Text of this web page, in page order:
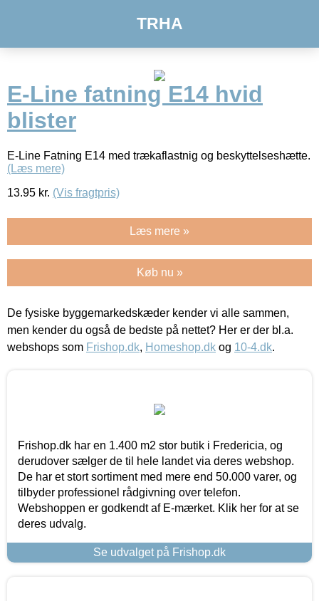
TRHA
E-Line fatning E14 hvid
blister
E-Line Fatning E14 med trækaflastnig og beskyttelseshætte.
(Læs mere)
13.95 kr. (Vis fragtpris)
Læs mere »
Køb nu »
De fysiske byggemarkedskæder kender vi alle sammen,
men kender du også de bedste på nettet? Her er der bl.a.
webshops som Frishop.dk, Homeshop.dk og 10-4.dk.
Frishop.dk har en 1.400 m2 stor butik i Fredericia, og
derudover sælger de til hele landet via deres webshop.
De har et stort sortiment med mere end 50.000 varer, og
tilbyder professionel rådgivning over telefon.
Webshoppen er godkendt af E-mærket. Klik her for at se
deres udvalg.
Se udvalget på Frishop.dk